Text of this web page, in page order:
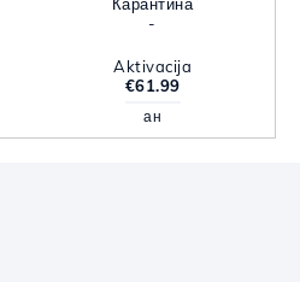
-
Aktivacija
€61.99
ан